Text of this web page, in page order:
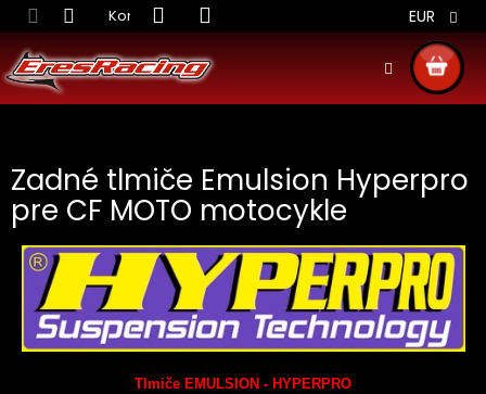
Prejsť
na
obsah
Kontakt Obchodné podmienky Doprava
EUR
KOŠÍK
Zadné tlmiče Emulsion Hyperpro
pre CF MOTO motocykle
Tlmiče EMULSION - HYPERPRO